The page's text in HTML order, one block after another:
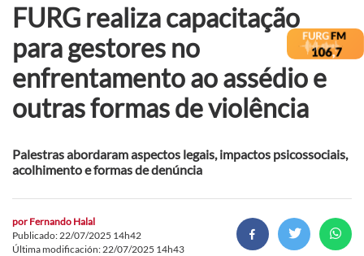
FURG realiza capacitação
para gestores no
enfrentamento ao assédio e
outras formas de violência
Palestras abordaram aspectos legais, impactos psicossociais,
acolhimento e formas de denúncia
por Fernando Halal
Publicado: 22/07/2025 14h42
Última modificación: 22/07/2025 14h43